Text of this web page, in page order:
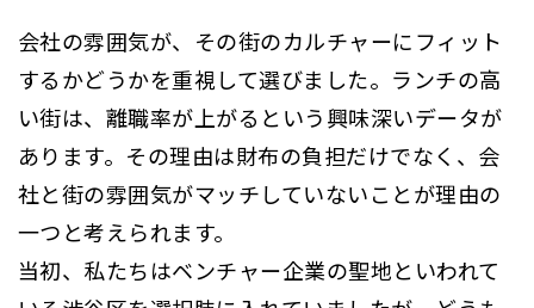
会社の雰囲気が、その街のカルチャーにフィット
するかどうかを重視して選びました。ランチの高
い街は、離職率が上がるという興味深いデータが
あります。その理由は財布の負担だけでなく、会
社と街の雰囲気がマッチしていないことが理由の
一つと考えられます。
当初、私たちはベンチャー企業の聖地といわれて